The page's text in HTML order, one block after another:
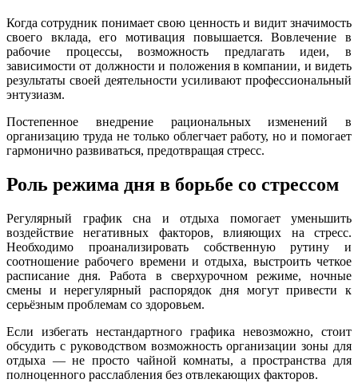
Когда сотрудник понимает свою ценность и видит значимость
своего вклада, его мотивация повышается. Вовлечение в
рабочие процессы, возможность предлагать идеи, в
зависимости от должности и положения в компании, и видеть
результаты своей деятельности усиливают профессиональный
энтузиазм.
Постепенное внедрение рациональных изменений в
организацию труда не только облегчает работу, но и помогает
гармонично развиваться, предотвращая стресс.
Роль режима дня в борьбе со стрессом
Регулярный график сна и отдыха помогает уменьшить
воздействие негативных факторов, влияющих на стресс.
Необходимо проанализировать собственную рутину и
соотношение рабочего времени и отдыха, выстроить четкое
расписание дня. Работа в сверхурочном режиме, ночные
смены и нерегулярный распорядок дня могут привести к
серьёзным проблемам со здоровьем.
Если избегать нестандартного графика невозможно, стоит
обсудить с руководством возможность организации зоны для
отдыха — не просто чайной комнаты, а пространства для
полноценного расслабления без отвлекающих факторов.